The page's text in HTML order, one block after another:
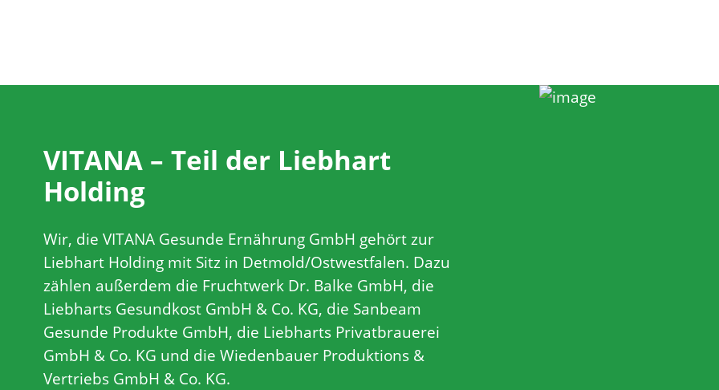
VITANA – Teil der Liebhart
Holding
Wir, die VITANA Gesunde Ernährung GmbH gehört zur
Liebhart Holding mit Sitz in Detmold/Ostwestfalen. Dazu
zählen außerdem die Fruchtwerk Dr. Balke GmbH, die
Liebharts Gesundkost GmbH & Co. KG, die Sanbeam
Gesunde Produkte GmbH, die Liebharts Privatbrauerei
GmbH & Co. KG und die Wiedenbauer Produktions &
Vertriebs GmbH & Co. KG.